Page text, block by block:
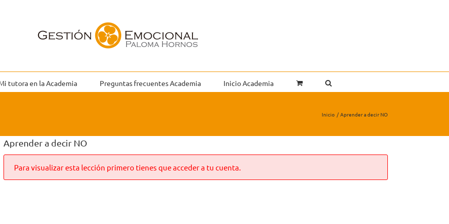
tutora en la Academia Preguntas frecuentes Academia Inicio Academia
Inicio Aprender a decir NO
Aprender a decir NO
Para visualizar esta lección primero tienes que acceder a tu cuenta.